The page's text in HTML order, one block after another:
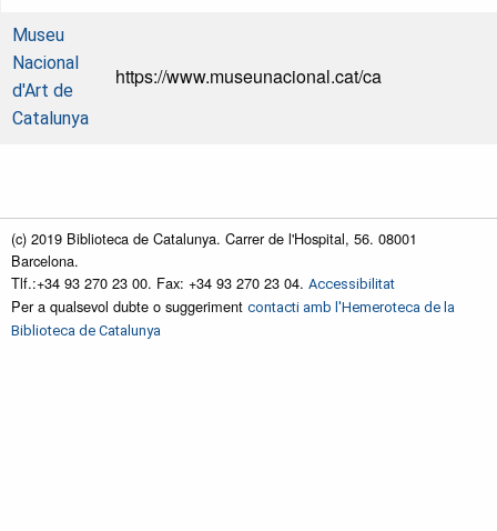
Museu
Nacional
d'Art de
Catalunya
https://www.museunacional.cat/ca
(c) 2019 Biblioteca de Catalunya. Carrer de l'Hospital, 56. 08001
Barcelona.
Tlf.:+34 93 270 23 00. Fax: +34 93 270 23 04. Accessibilitat
Per a qualsevol dubte o suggeriment contacti amb l'Hemeroteca de la
Biblioteca de Catalunya